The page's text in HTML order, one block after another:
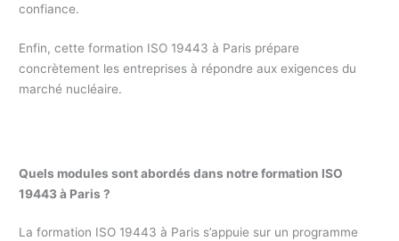
confiance.
Enfin, cette formation ISO 19443 à Paris prépare
concrètement les entreprises à répondre aux exigences du
marché nucléaire.
Quels modules sont abordés dans notre formation ISO
19443 à Paris ?
La formation ISO 19443 à Paris s’appuie sur un programme